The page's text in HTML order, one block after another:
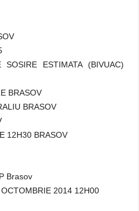
SOSIRE ESTIMATA (BIVUAC)
BRASOV
BRASOV
12H30 BRASOV
Brasov
2014 12H00